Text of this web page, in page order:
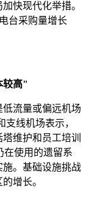
快现代化举措。
台采购量增长
较高"
流量或偏远机场
线机场表示，
维护和员工培训
在使用的遗留系
。基础设施挑战
增长。